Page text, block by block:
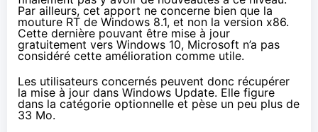
Par ailleurs, cet apport ne concerne bien que la
mouture RT de Windows 8.1, et non la version x86.
Cette dernière pouvant être mise à jour
gratuitement vers Windows 10, Microsoft n’a pas
considéré cette amélioration comme utile.
Les utilisateurs concernés peuvent donc récupérer
la mise à jour dans Windows Update. Elle figure
dans la catégorie optionnelle et pèse un peu plus de
33 Mo.